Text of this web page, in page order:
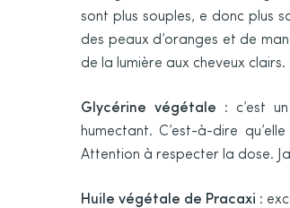
sont plus souples, e donc plus
des peaux d’oranges et de
de la lumière aux cheveux clairs.
Glycérine végétale : c’est
humectant. C’est-à-dire
Attention à respecter la dose.
Huile végétale de Pracaxi :